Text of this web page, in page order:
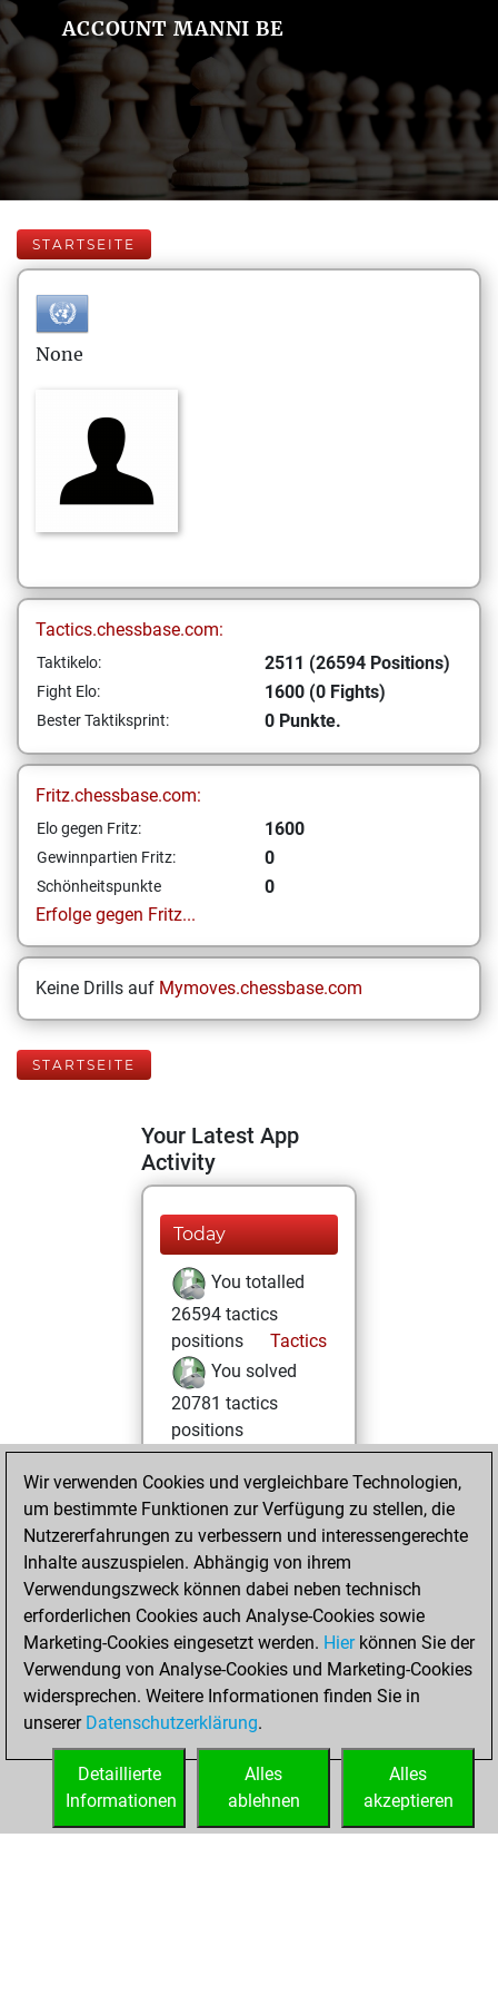
ACCOUNT MANNI BE
STARTSEITE
None
Tactics.chessbase.com:
Taktikelo: 2511 (26594 Positions)
Fight Elo: 1600 (0 Fights)
Bester Taktiksprint: 0 Punkte.
Fritz.chessbase.com:
Elo gegen Fritz: 1600
Gewinnpartien Fritz: 0
Schönheitspunkte
0
Erfolge gegen Fritz...
Keine Drills auf Mymoves.chessbase.com
STARTSEITE
Your Latest App
Activity
Today
You totalled
26594 tactics
positions
Tactics
You solved
20781 tactics
positions
an Elo of 2511 in
tactics positions
#538 in Tactics
Solving
Samstag, Februar
13, 2021
You created
your Fritz account
Wir verwenden Cookies und vergleichbare Technologien,
um bestimmte Funktionen zur Verfügung zu stellen, die
Nutzererfahrungen zu verbessern und interessengerechte
Inhalte auszuspielen. Abhängig von ihrem
Verwendungszweck können dabei neben technisch
erforderlichen Cookies auch Analyse-Cookies sowie
Marketing-Cookies eingesetzt werden. Hierkönnen Sie der
Verwendung von Analyse-Cookies und Marketing-Cookies
widersprechen. Weitere Informationen finden Sie in
unserer Datenschutzerklärung.
Alles
akzeptieren
Alles
ablehnen
Detaillierte
Informationen